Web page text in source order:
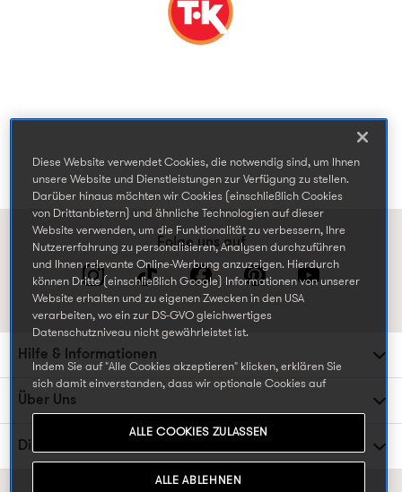
Folge uns auf
Hilfe & Informationen
Über Uns
Die TK Maxx Familie
Diese Website verwendet Cookies, die notwendig sind, um Ihnen
unsere Website und Dienstleistungen zur Verfügung zu stellen.
Darüber hinaus möchten wir Cookies (einschließlich Cookies
von Drittanbietern) und ähnliche Technologien auf dieser
Website verwenden, um die Funktionalität zu verbessern, Ihre
Nutzererfahrung zu personalisieren, Analysen durchzuführen
und Ihnen relevante Online-Werbung anzuzeigen. Hierdurch
können Dritte (einschließlich Google) Informationen von unserer
Website erhalten und zu eigenen Zwecken in den USA
verarbeiten, wo ein zur DS-GVO gleichwertiges
Datenschutzniveau nicht gewährleistet ist.
Indem Sie auf "Alle Cookies akzeptieren" klicken, erklären Sie
sich damit einverstanden, dass wir optionale Cookies auf
unserer Website verwenden können, einschließlich Cookies, die
von Dritten gesetzt werden, die Ihre Daten in den USA
weiterverarbeiten oder speichern können, und Ihre persönlichen
Daten für die oben beschriebenen Zwecke verarbeiten. Sie
die Cookie-Einstellungen in der Fußzeile unserer Website
ALLE COOKIES ZULASSEN
ALLE ABLEHNEN